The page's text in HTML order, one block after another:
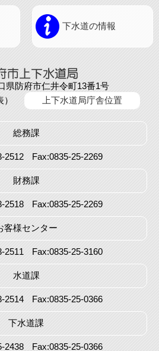
下水道の情報
防府市仁井令町13番1号
上下水道局庁舎位置
総務課
2512 Fax:0835-25-2269
財務課
2518 Fax:0835-25-2269
客様センター
2511 Fax:0835-25-3160
水道課
2514 Fax:0835-25-0366
下水道課
2438 Fax:0835-25-0366